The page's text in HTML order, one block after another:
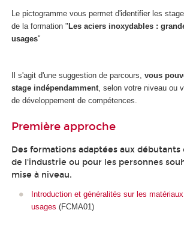
Le pictogramme vous permet d'identifier les
de la formation " Les aciers inoxydables :
usages"
Il s'agit d'une suggestion de parcours, vous
stage indépendamment, selon votre niveau ou
de développement de compétences.
Première approche
Des formations adaptées aux débutants
de l'industrie ou pour les personnes
mise à niveau.
Introduction et généralités sur les
usages (FCMA01)